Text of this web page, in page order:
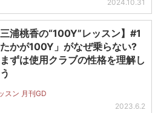
2024.10.31
三浦桃香の“100Y”レッスン】#1
たかが100Y」がなぜ乗らない?
ずは使用クラブの性格を理解し
スン 月刊GD
2023.6.2